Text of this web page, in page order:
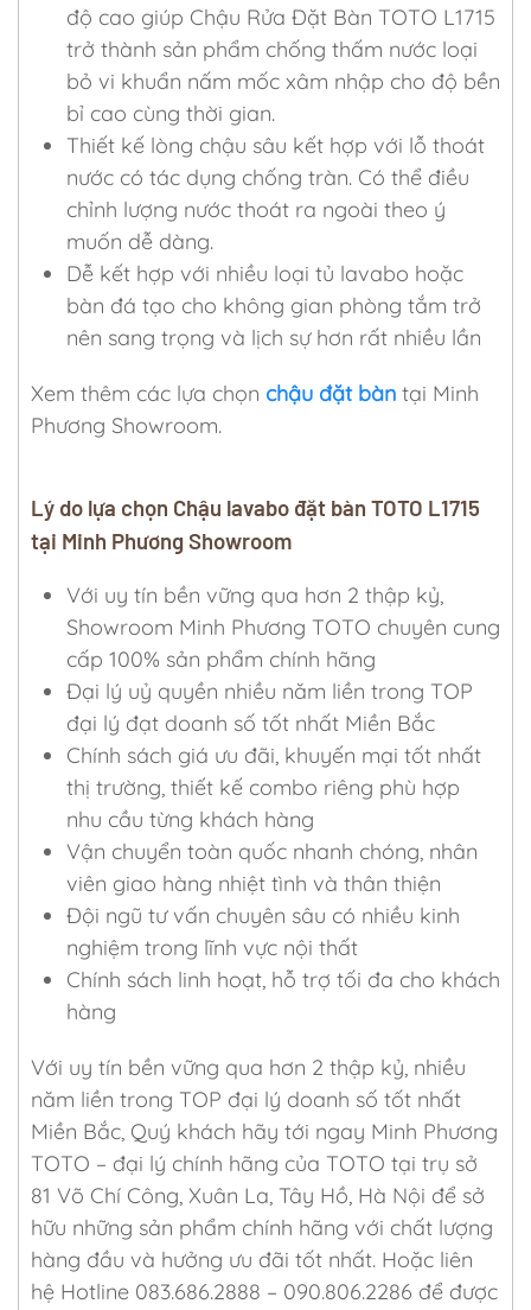
độ cao giúp Chậu Rửa Đặt Bàn TOTO L1715
trở thành sản phẩm chống thấm nước loại
bỏ vi khuẩn nấm mốc xâm nhập cho độ bền
bỉ cao cùng thời gian.
Thiết kế lòng chậu sâu kết hợp với lỗ thoát
nước có tác dụng chống tràn. Có thể điều
chỉnh lượng nước thoát ra ngoài theo ý
muốn dễ dàng.
Dễ kết hợp với nhiều loại tủ lavabo hoặc
bàn đá tạo cho không gian phòng tắm trở
nên sang trọng và lịch sự hơn rất nhiều lần
Xem thêm các lựa chọn chậu đặt bàn tại Minh
Phương Showroom.
Lý do lựa chọn Chậu lavabo đặt bàn TOTO L1715
tại Minh Phương Showroom
Với uy tín bền vững qua hơn 2 thập kỷ,
Showroom Minh Phương TOTO chuyên cung
cấp 100% sản phẩm chính hãng
Đại lý uỷ quyền nhiều năm liền trong TOP
đại lý đạt doanh số tốt nhất Miền Bắc
Chính sách giá ưu đãi, khuyến mại tốt nhất
thị trường, thiết kế combo riêng phù hợp
nhu cầu từng khách hàng
Vận chuyển toàn quốc nhanh chóng, nhân
viên giao hàng nhiệt tình và thân thiện
Đội ngũ tư vấn chuyên sâu có nhiều kinh
nghiệm trong lĩnh vực nội thất
Chính sách linh hoạt, hỗ trợ tối đa cho khách
hàng
Với uy tín bền vững qua hơn 2 thập kỷ, nhiều
năm liền trong TOP đại lý doanh số tốt nhất
Miền Bắc, Quý khách hãy tới ngay Minh Phương
TOTO – đại lý chính hãng của TOTO tại trụ sở
81 Võ Chí Công, Xuân La, Tây Hồ, Hà Nội để sở
hữu những sản phẩm chính hãng với chất lượng
hàng đầu và hưởng ưu đãi tốt nhất. Hoặc liên
hệ Hotline 083.686.2888 – 090.806.2286 để được